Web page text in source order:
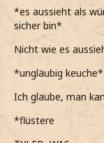
*es aussieht als
sicher bin*
Nicht wie es
*ungläubig keuche*
Ich glaube, man
*flüstere